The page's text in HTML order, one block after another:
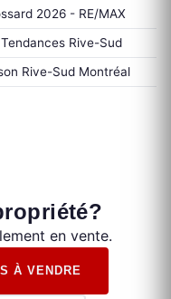
2026 - RE/MAX
Rive-Sud
Rive-Sud Montréal
en vente.
À VENDRE